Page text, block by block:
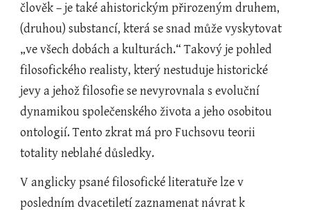
člověk – je také ahistorickým přirozeným druhem,
(druhou) substancí, která se snad může vyskytovat
„ve všech dobách a kulturách.“ Takový je pohled
filosofického realisty, který nestuduje historické
jevy a jehož filosofie se nevyrovnala s evoluční
dynamikou společenského života a jeho osobitou
ontologií. Tento zkrat má pro Fuchsovu teorii
totality neblahé důsledky.
V anglicky psané filosofické literatuře lze v
posledním dvacetiletí zaznamenat návrat k